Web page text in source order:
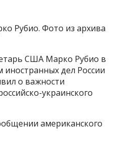
Рубио. Фото из архива
США Марко Рубио в
иностранных дел России
о важности
украинского
американского